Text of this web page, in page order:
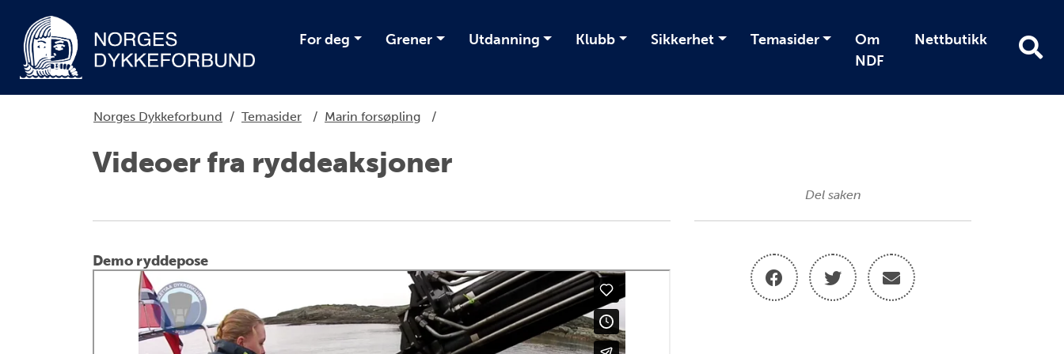
For deg Grener Utdanning Klubb Sikkerhet Temasider
Om
NDF
Nettbutikk
Norges Dykkeforbund / Temasider / Marin forsøpling /
Videoer fra ryddeaksjoner
Demo ryddepose
Del saken